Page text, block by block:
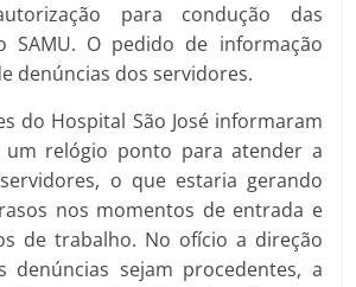
para condução das
SAMU. O pedido de informação
denúncias dos servidores.
do Hospital São José informaram
um relógio ponto para atender a
o que estaria gerando
nos momentos de entrada e
de trabalho. No ofício a direção
denúncias sejam procedentes, a